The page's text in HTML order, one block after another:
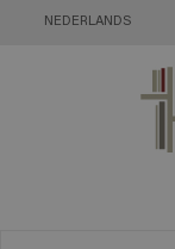
NEDERLANDS